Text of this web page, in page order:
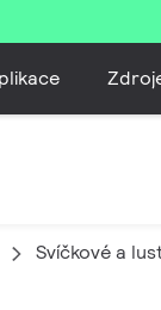
Svíčkové a